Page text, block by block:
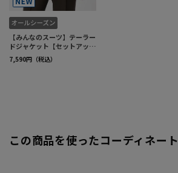
この商品を使ったコーディネート